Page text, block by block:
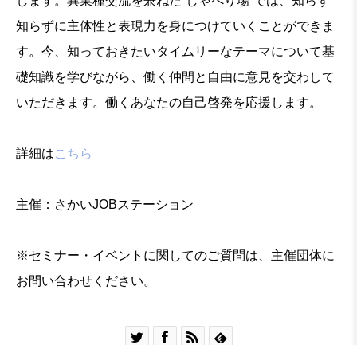
知らずに主体性と表現力を身につけていくことができま
す。今、知っておきたいタイムリーなテーマについて基
礎知識を学びながら、働く仲間と自由に意見を交わして
いただきます。働くあなたの自己啓発を応援します。
詳細はこちら
主催：さかいJOBステーション
※セミナー・イベントに関してのご質問は、主催団体に
お問い合わせください。
   